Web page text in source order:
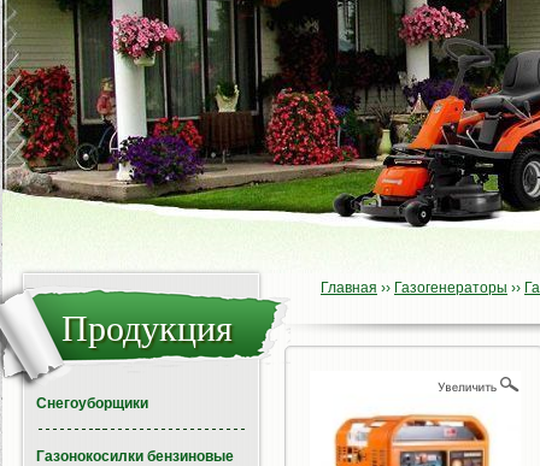
Главная ›› Газогенераторы ››
Продукция
Снегоуборщики
Газонокосилки бензиновые